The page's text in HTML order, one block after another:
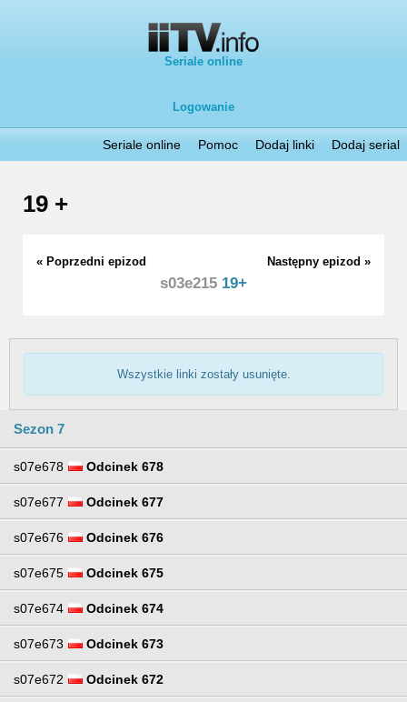
Seriale online
Logowanie
Seriale online Pomoc Dodaj linki Dodaj serial
19 +
« Poprzedni epizod Następny epizod »
s03e215 19+
Wszystkie linki zostały usunięte.
Sezon 7
s07e678 Odcinek 678
s07e677 Odcinek 677
s07e676 Odcinek 676
s07e675 Odcinek 675
s07e674 Odcinek 674
s07e673 Odcinek 673
s07e672 Odcinek 672